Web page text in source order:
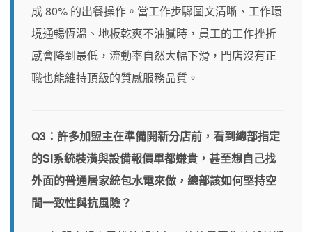
成 80% 的出餐操作。當工作步驟圖文清晰、工作環
境通暢恆溫、地板乾爽不油膩時，員工的工作挫折
感會降到最低，流動率自然大幅下滑，門店沒有正
職也能維持頂級的質感服務品質。
Q3：許多加盟主在準備開新分店前，看到總部指定
的SI系統裝潢與設備報價單都嫌貴，甚至想自己找
外面的普通居家統包水電來做，總部該如何堅持空
間一致性與抗風險？